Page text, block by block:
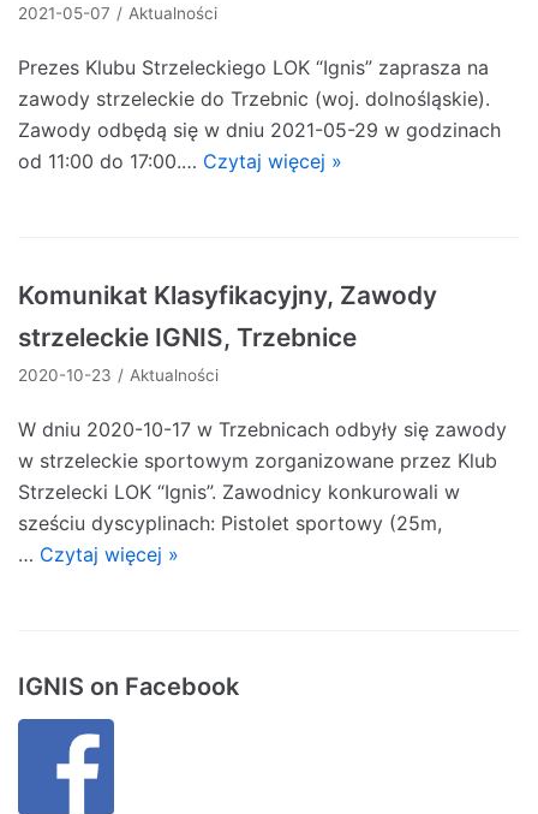
2021-05-07 Aktualności
Prezes Klubu Strzeleckiego LOK “Ignis” zaprasza na
zawody strzeleckie do Trzebnic (woj. dolnośląskie).
Zawody odbędą się w dniu 2021-05-29 w godzinach
od 11:00 do 17:00.… Czytaj więcej »
Komunikat Klasyfikacyjny, Zawody
strzeleckie IGNIS, Trzebnice
2020-10-23 Aktualności
W dniu 2020-10-17 w Trzebnicach odbyły się zawody
w strzeleckie sportowym zorganizowane przez Klub
Strzelecki LOK “Ignis”. Zawodnicy konkurowali w
sześciu dyscyplinach: Pistolet sportowy (25m,
… Czytaj więcej »
IGNIS on Facebook